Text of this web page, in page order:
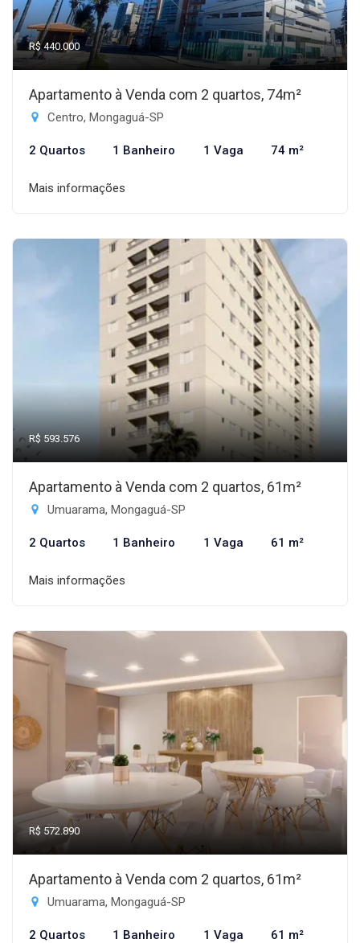
R$ 440.000
Apartamento à Venda com 2 quartos, 74m²
Centro, Mongaguá-SP
2 Quartos 1 Banheiro 1 Vaga 74 m²
Mais informações
R$ 593.576
Apartamento à Venda com 2 quartos, 61m²
Umuarama, Mongaguá-SP
2 Quartos 1 Banheiro 1 Vaga 61 m²
Mais informações
R$ 572.890
Apartamento à Venda com 2 quartos, 61m²
Umuarama, Mongaguá-SP
2 Quartos 1 Banheiro 1 Vaga 61 m²